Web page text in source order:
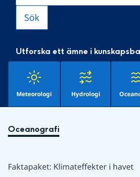
Utforska ett ämne i
Meteorologi Hydrologi
Oceanografi
Faktapaket: Klimateffekter i havet